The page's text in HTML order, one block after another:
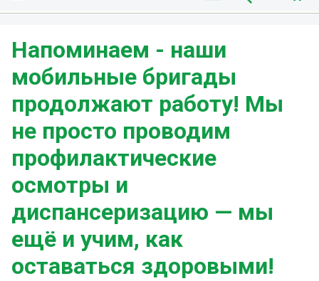
Напоминаем - наши
мобильные бригады
продолжают работу! Мы
не просто проводим
профилактические
осмотры и
диспансеризацию — мы
ещё и учим, как
оставаться здоровыми!